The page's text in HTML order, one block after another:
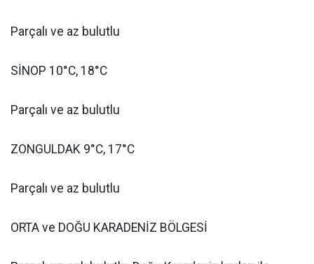
Parçalı ve az bulutlu
SİNOP 10°C, 18°C
Parçalı ve az bulutlu
ZONGULDAK 9°C, 17°C
Parçalı ve az bulutlu
ORTA ve DOĞU KARADENİZ BÖLGESİ